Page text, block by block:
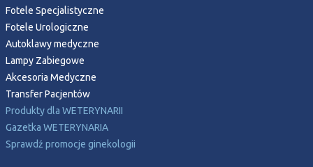
Fotele Specjalistyczne
Fotele Urologiczne
Autoklawy medyczne
Lampy Zabiegowe
Akcesoria Medyczne
Transfer Pacjentów
Produkty dla WETERYNARII
Gazetka WETERYNARIA
Sprawdź promocje ginekologii